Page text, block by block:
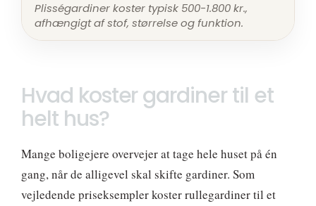
Plisségardiner koster typisk 500-1.800 kr.,
afhængigt af stof, størrelse og funktion.
Hvad koster gardiner til et
helt hus?
Mange boligejere overvejer at tage hele huset på én
gang, når de alligevel skal skifte gardiner. Som
vejledende priseksempler koster rullegardiner til et